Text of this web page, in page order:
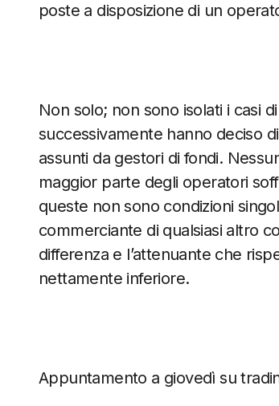
poste a disposizione di un
Non solo; non sono isolati i casi
successivamente hanno deciso
assunti da gestori di fondi.
maggior parte degli operatori
queste non sono condizioni
commerciante di qualsiasi altro
differenza e l’attenuante che
nettamente inferiore.
Appuntamento a giovedì su